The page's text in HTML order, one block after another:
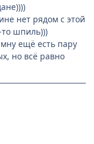
нет рядом с этой
шпиль)))
ещё есть пару
но всё равно